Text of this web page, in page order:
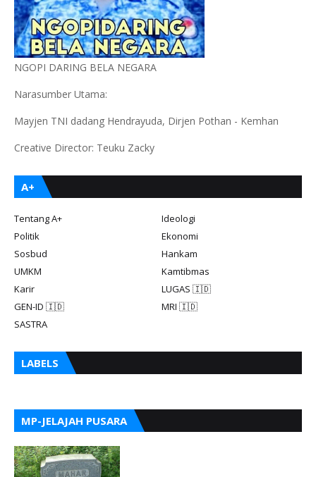
NGOPI DARING BELA NEGARA
Narasumber Utama:
Mayjen TNI dadang Hendrayuda, Dirjen Pothan - Kemhan
Creative Director: Teuku Zacky
A+
Tentang A+
Ideologi
Politik
Ekonomi
Sosbud
Hankam
UMKM
Kamtibmas
Karir
LUGAS 🇮🇩
GEN-ID 🇮🇩
MRI 🇮🇩
SASTRA
LABELS
MP-JELAJAH PUSARA